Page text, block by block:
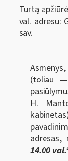
Turtą
val. adresu:
sav.
(toliau
H.
adresas,
14.00